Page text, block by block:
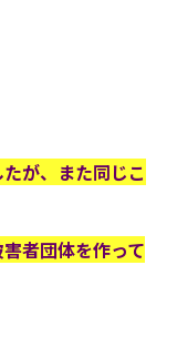
が、また同じこ
者団体を作って